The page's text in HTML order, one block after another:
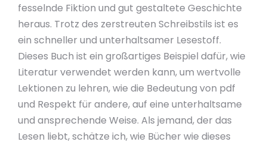
fesselnde Fiktion und gut gestaltete Geschichte
heraus. Trotz des zerstreuten Schreibstils ist es
ein schneller und unterhaltsamer Lesestoff.
Dieses Buch ist ein großartiges Beispiel dafür, wie
Literatur verwendet werden kann, um wertvolle
Lektionen zu lehren, wie die Bedeutung von pdf
und Respekt für andere, auf eine unterhaltsame
und ansprechende Weise. Als jemand, der das
Lesen liebt, schätze ich, wie Bücher wie dieses